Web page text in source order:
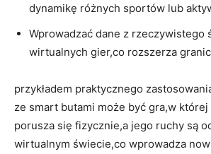
dynamikę różnych sportów lub
Wprowadzać dane z rzeczywistego
wirtualnych gier,co rozszerza
przykładem praktycznego
ze smart butami może być gra,w
porusza się fizycznie,a jego ruchy są
wirtualnym świecie,co wprowadza